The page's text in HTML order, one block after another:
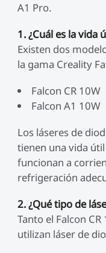
A1 Pro.
1. ¿Cuál es la vida
Existen dos
la gama Creality
Falcon CR 10W
Falcon A1 10W
Los láseres de
tienen una vida
funcionan a
refrigeración
2. ¿Qué tipo de
Tanto el Falcon
utilizan láser de